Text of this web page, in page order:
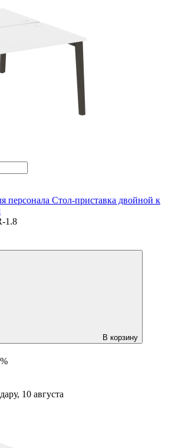
персонала Стол-приставка двойной к
1.8
В корзину
10 августа